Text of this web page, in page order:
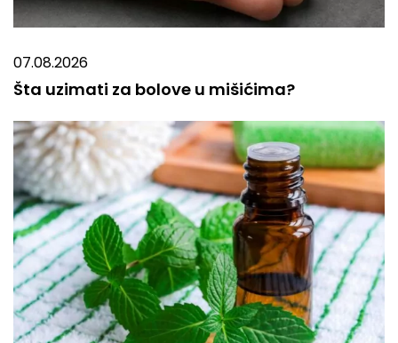
07.08.2026
Šta uzimati za bolove u mišićima?